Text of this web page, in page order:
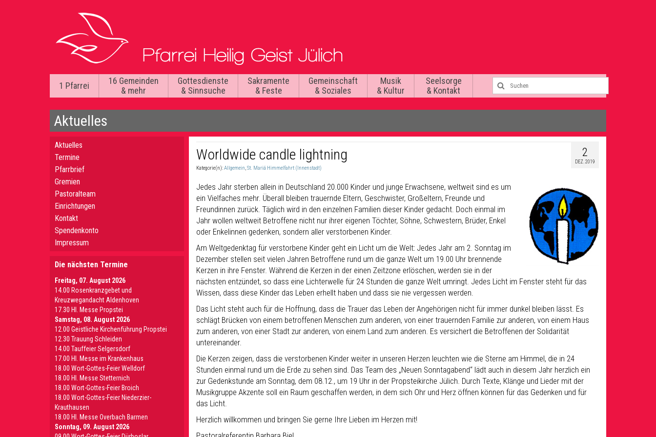
1 Pfarrei
16 Gemeinden
& mehr
Gottesdienste
& Sinnsuche
Sakramente
& Feste
Gemeinschaft
& Soziales
Musik
& Kultur
Seelsorge
& Kontakt
Aktuelles
2
DEZ. 2019
Worldwide candle lightning
Kategorie(n):Allgemein,St. Mariä Himmelfahrt (Innenstadt)
Jedes Jahr sterben allein in Deutschland 20.000 Kinder und junge Erwachsene, weltweit sind es um
ein Vielfaches mehr. Überall bleiben trauernde Eltern, Geschwister, Großeltern, Freunde und
Freundinnen zurück. Täglich wird in den einzelnen Familien dieser Kinder gedacht. Doch einmal im
Jahr wollen weltweit Betroffene nicht nur ihrer eigenen Töchter, Söhne, Schwestern, Brüder, Enkel
oder Enkelinnen gedenken, sondern aller verstorbenen Kinder.
Am Weltgedenktag für verstorbene Kinder geht ein Licht um die Welt: Jedes Jahr am 2. Sonntag im
Dezember stellen seit vielen Jahren Betroffene rund um die ganze Welt um 19.00 Uhr brennende
Kerzen in ihre Fenster. Während die Kerzen in der einen Zeitzone erlöschen, werden sie in der
nächsten entzündet, so dass eine Lichterwelle für 24 Stunden die ganze Welt umringt. Jedes Licht im Fenster steht für das
Wissen, dass diese Kinder das Leben erhellt haben und dass sie nie vergessen werden.
Das Licht steht auch für die Hoffnung, dass die Trauer das Leben der Angehörigen nicht für immer dunkel bleiben lässt. Es
schlägt Brücken von einem betroffenen Menschen zum anderen, von einer trauernden Familie zur anderen, von einem Haus
zum anderen, von einer Stadt zur anderen, von einem Land zum anderen. Es versichert die Betroffenen der Solidarität
untereinander.
Die Kerzen zeigen, dass die verstorbenen Kinder weiter in unseren Herzen leuchten wie die Sterne am Himmel, die in 24
Stunden einmal rund um die Erde zu sehen sind. Das Team des „Neuen Sonntagabend“ lädt auch in diesem Jahr herzlich ein
zur Gedenkstunde am Sonntag, dem 08.12., um 19 Uhr in der Propsteikirche Jülich. Durch Texte, Klänge und Lieder mit der
Musikgruppe Akzente soll ein Raum geschaffen werden, in dem sich Ohr und Herz öffnen können für das Gedenken und für
das Licht.
Herzlich willkommen und bringen Sie gerne Ihre Lieben im Herzen mit!
Aktuelles
Termine
Pfarrbrief
Gremien
Pastoralteam
Einrichtungen
Kontakt
Spendenkonto
Impressum
Die nächsten Termine
Freitag, 07. August 2026
14.00 Rosenkranzgebet und
Kreuzwegandacht Aldenhoven
17.30 Hl. Messe Propstei
Samstag, 08. August 2026
12.00 Geistliche Kirchenführung Propstei
12.30 Trauung Schleiden
14.00 Tauffeier Selgersdorf
17.00 Hl. Messe im Krankenhaus
18.00 Wort-Gottes-Feier Welldorf
18.00 Hl. Messe Stetternich
18.00 Wort-Gottes-Feier Broich
18.00 Wort-Gottes-Feier Niederzier-
Krauthausen
18.00 Hl. Messe Overbach Barmen
Sonntag, 09. August 2026